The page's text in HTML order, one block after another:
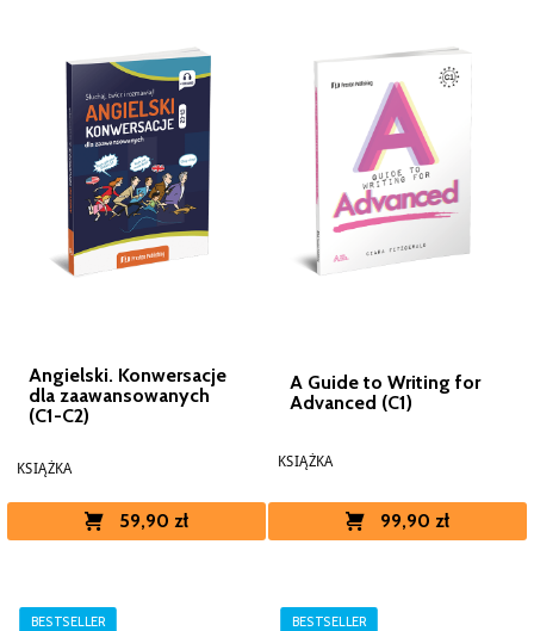
Angielski. Konwersacje
dla zaawansowanych
(C1-C2)
KSIĄŻKA
59,90 zł
A Guide to Writing for
Advanced (C1)
KSIĄŻKA
99,90 zł
BESTSELLER BESTSELLER